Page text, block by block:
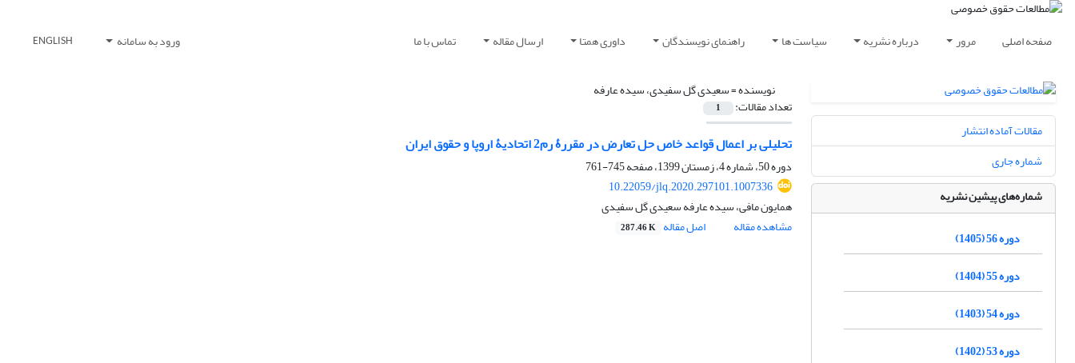
صفحه اصلی مرور درباره نشریه سیاست ها راهنمای نویسندگان داوری همتا ارسال مقاله تماس با ما ورود به سامانه ENGLISH
نویسنده =سعیدی گل سفیدی، سیده عارفه
تعداد مقالات: 1
تحلیلی بر اعمال قواعد خاص حل تعارض در مقررۀ رم2 اتحادیۀ اروپا و حقوق ایران
دوره 50، شماره 4، زمستان 1399، صفحه
745-761
10.22059/jlq.2020.297101.1007336
همایون مافی، سیده عارفه سعیدی گل سفیدی
مشاهده مقاله
اصل مقاله 287.46 K
مقالات آماده انتشار
شماره جاری
شماره‌های پیشین نشریه
دوره 56 (1405)
دوره 55 (1404)
دوره 54 (1403)
دوره 53 (1402)